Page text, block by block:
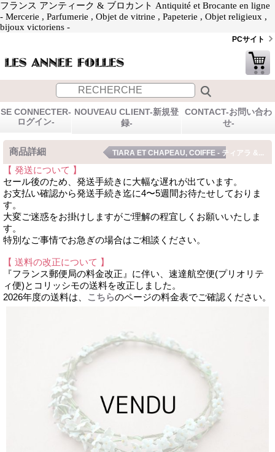
フランス アンティーク & ブロカント Antiquité et Brocante en ligne
- Mercerie , Parfumerie , Objet de vitrine , Papeterie , Objet religieux ,
bijoux victoriens -
PCサイト
SE CONNECTER-
ログイン-
NOUVEAU CLIENT-新規登
録-
CONTACT-お問い合わ
せ-
商品詳細 TIARA ET CHAPEAU, COIFFE - ティアラ &...
【 発送について 】
セール後のため、発送手続きに大幅な遅れが出ています。
お支払い確認から発送手続き迄に4〜5週間お待たせしておりま
す。
大変ご迷惑をお掛けしますがご理解の程宜しくお願いいたしま
す。
特別なご事情でお急ぎの場合はご相談ください。
【 送料の改正について 】
『フランス郵便局の料金改正』に伴い、速達航空便(プリオリテ
ィ便)とコリッシモの送料を改正しました。
2026年度の送料は、
こちらのページの料金表でご確認ください。